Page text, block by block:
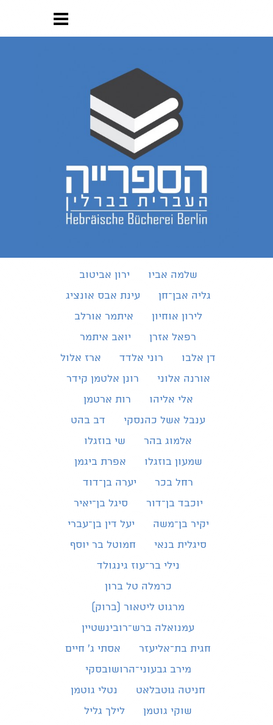
שלמה אביו
ירון אביטוב
גליה אבן־חן
עינת אבס אונציג
לירון אוחיון
איתמר אורלב
רפאל אזרן
יואב איתמר
דן אלבו
רוני אלדד
ארז אלול
אורנה אלוני
רונן אלטמן קידר
אלי אליהו
רות ארטמן
ענבל אשל כהנסקי
דב בהט
אלמוג בהר
שי בוזגלו
שמעון בוזגלו
אפרת ביגמן
רחל בכר
יערה בן־דוד
יוכבד בן־דור
סיגל בן־יאיר
יקיר בן־משה
יעל דין בן־עברי
סיגלית בנאי
חמוטל בר יוסף
נילי בר־עוז גינגולד
כרמלה טל ברון
מרגוט ליטאור (ברוק)
עמנואלה ברש־רובינשטיין
חגית בת־אליעזר
אסתי ג׳ חיים
מירב גבעוני־הרושובסקי
חניטה גוּטבלאט
נטלי גוטמן
שוקי גוטמן
לילך גליל